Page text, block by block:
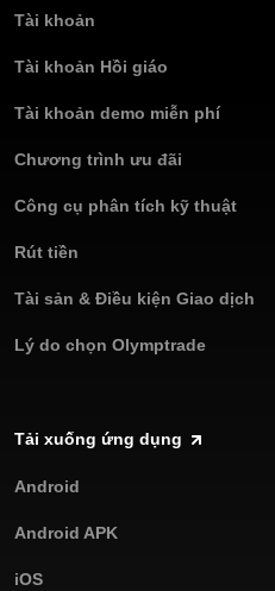
Tài khoản
Tài khoản Hồi giáo
Tài khoản demo miễn phí
Chương trình ưu đãi
Công cụ phân tích kỹ thuật
Rút tiền
Tài sản & Điều kiện Giao dịch
Lý do chọn Olymptrade
Tải xuống ứng dụng
Android
Android APK
iOS